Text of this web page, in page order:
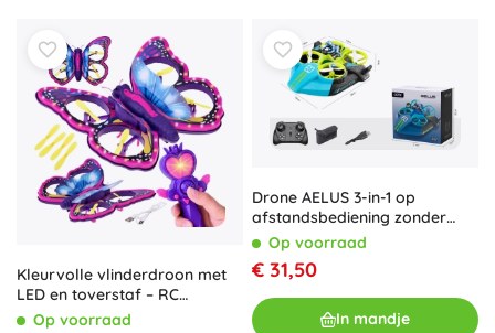
Kleurvolle vlinderdroon met
LED en toverstaf – RC
vliegspeelgoed voor kinderen
Op voorraad
Drone AELUS 3-in-1 op
afstandsbediening zonder
camera
Op voorraad
€ 31,50
In mandje